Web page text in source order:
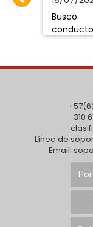
y
Busco
Indriver
siguiente
número
310
Línea de
Email: